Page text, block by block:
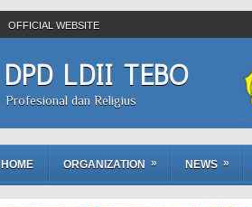
OFFICIAL WEBSITE
DPD LDII TEBO
Profesional dan Religius
HOME ORGANIZATION » NEWS »